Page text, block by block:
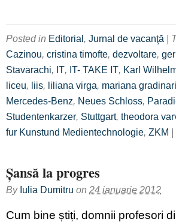
Posted in Editorial, Jurnal de vacanţă |
Cazinou, cristina timofte, dezvoltare,
Stavarachi, IT, IT- TAKE IT, Karl
liceu, liis, liliana virga, mariana
Mercedes-Benz, Neues Schloss,
Studentenkarzer, Stuttgart, theodora
fur Kunstund Medientechnologie, ZKM |
Șansă la progres
By Iulia Dumitru on 24 ianuarie 2012
Cum bine știți, domnii profesori